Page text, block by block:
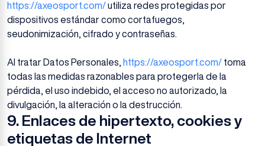
https://axeosport.com/utiliza redes protegidas por
dispositivos estándar como cortafuegos,
seudonimización, cifrado y contraseñas.
Al tratar Datos Personales, https://axeosport.com/ toma
todas las medidas razonables para protegerla de la
pérdida, el uso indebido, el acceso no autorizado, la
divulgación, la alteración o la destrucción.
9. Enlaces de hipertexto, cookies y
etiquetas de Internet